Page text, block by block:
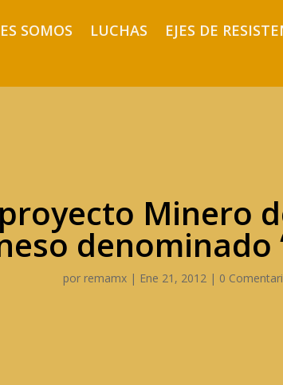
SOMOS LUCHAS EJES DE
Minero
denominado
por remamx | Ene 21, 2012 | 0